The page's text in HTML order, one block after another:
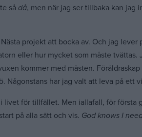
så då, men när jag ser tillbaka kan jag
projekt att bocka av. Och jag
eller hur mycket som måste
kommer med måsten.
Någonstans har jag valt att leva på
för tillfället. Men iallafall, för
på alla sätt och vis. God knows I